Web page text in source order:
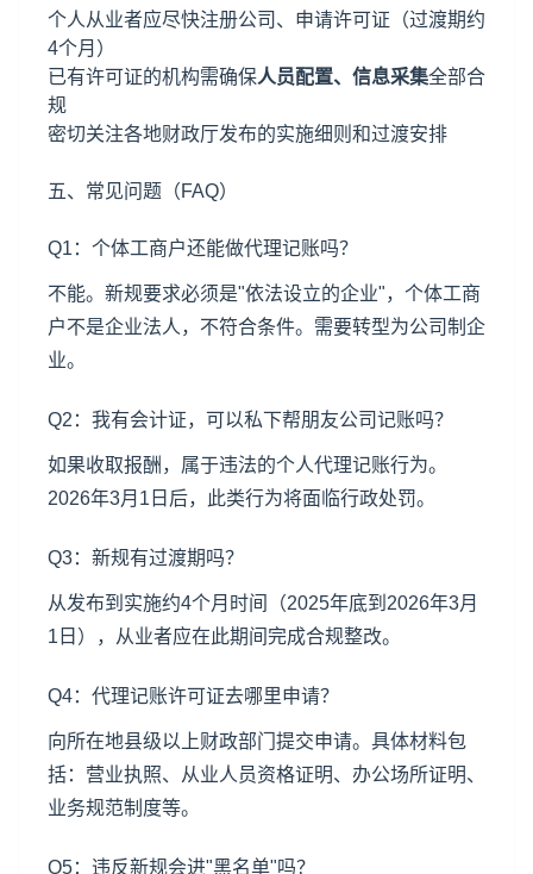
个人从业者应尽快注册公司、申请许可证（过渡期约
4个月）
已有许可证的机构需确保人员配置、信息采集全部合
规
密切关注各地财政厅发布的实施细则和过渡安排
五、常见问题（FAQ）
Q1：个体工商户还能做代理记账吗？
不能。新规要求必须是"依法设立的企业"，个体工商
户不是企业法人，不符合条件。需要转型为公司制企
业。
Q2：我有会计证，可以私下帮朋友公司记账吗？
如果收取报酬，属于违法的个人代理记账行为。
2026年3月1日后，此类行为将面临行政处罚。
Q3：新规有过渡期吗？
从发布到实施约4个月时间（2025年底到2026年3月
1日），从业者应在此期间完成合规整改。
Q4：代理记账许可证去哪里申请？
向所在地县级以上财政部门提交申请。具体材料包
括：营业执照、从业人员资格证明、办公场所证明、
业务规范制度等。
Q5：违反新规会进"黑名单"吗？